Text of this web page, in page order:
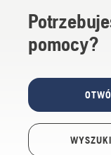
pomocy?